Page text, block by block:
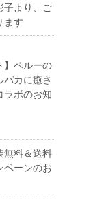
子より、ご
ます
】ペルーの
パカに癒さ
ラボのお知
無料＆送料
ペーンのお